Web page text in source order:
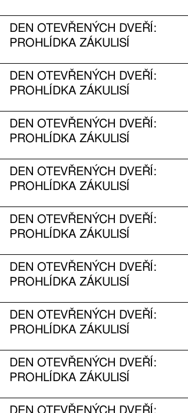
DEN OTEVŘENÝCH DVEŘÍ:
PROHLÍDKA ZÁKULISÍ
DEN OTEVŘENÝCH DVEŘÍ:
PROHLÍDKA ZÁKULISÍ
DEN OTEVŘENÝCH DVEŘÍ:
PROHLÍDKA ZÁKULISÍ
DEN OTEVŘENÝCH DVEŘÍ:
PROHLÍDKA ZÁKULISÍ
DEN OTEVŘENÝCH DVEŘÍ:
PROHLÍDKA ZÁKULISÍ
DEN OTEVŘENÝCH DVEŘÍ:
PROHLÍDKA ZÁKULISÍ
DEN OTEVŘENÝCH DVEŘÍ:
PROHLÍDKA ZÁKULISÍ
DEN OTEVŘENÝCH DVEŘÍ:
PROHLÍDKA ZÁKULISÍ